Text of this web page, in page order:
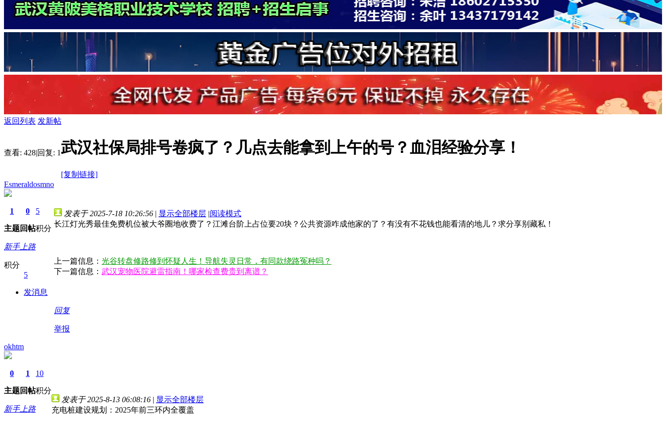
返回列表 发新帖
查看: 428|回复: 1武汉社保局排号卷疯了？几点去能拿到上午的号？血泪经验分享！
[复制链接]
Esmeraldosmno
1
主题
0
回帖
5
积分
新手上路
积分
5
发消息
发表于 2025-7-18 10:26:56 | 显示全部楼层 |阅读模式
长江灯光秀最佳免费机位被大爷圈地收费了？江滩台阶上占位要20块？公共资源咋成他家的了？有没有不花钱也能看清的地儿？求分享别藏私！
上一篇信息： 光谷转盘修路修到怀疑人生！导航失灵日常，有同款绕路冤种吗？
下一篇信息： 武汉宠物医院避雷指南！哪家检查费贵到离谱？
回复
举报
okhtm
0
主题
1
回帖
10
积分
新手上路
发表于 2025-8-13 06:08:16 | 显示全部楼层
充电桩建设规划：2025年前三环内全覆盖